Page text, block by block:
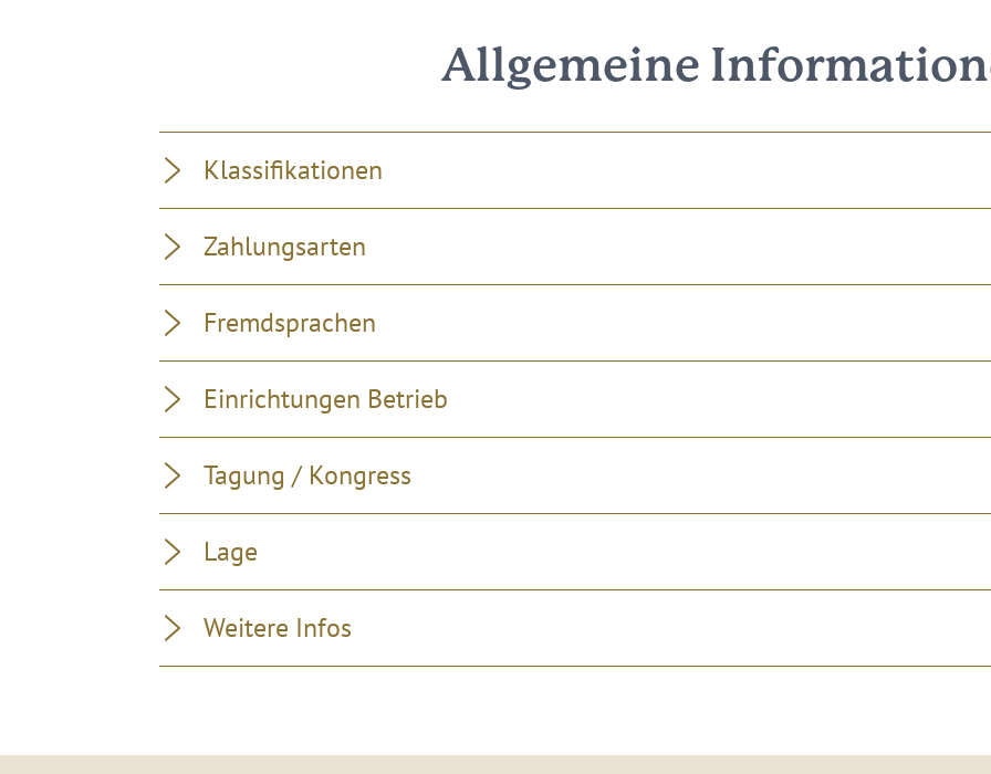
Allgemeine
Klassifikationen
Zahlungsarten
Fremdsprachen
Einrichtungen Betrieb
Tagung / Kongress
Lage
Weitere Infos